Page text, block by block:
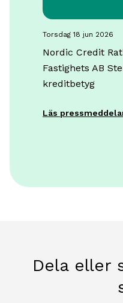
torsdag 18 jun 2026
Nordic Credit
Fastighets AB
kreditbetyg
Läs
Dela eller